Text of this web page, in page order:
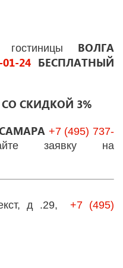
гостиницы ВОЛГА
24БЕСПЛАТНЫЙ
СКИДКОЙ 3%
+7 (495) 737-
заявку на
д .29,+7 (495)